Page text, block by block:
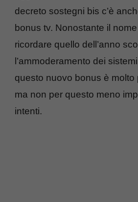
decreto sostegni bis c’è
bonus tv. Nonostante il
ricordare quello dell’anno
l’ammoderamento dei
questo nuovo bonus è molto
ma non per questo meno
intenti.